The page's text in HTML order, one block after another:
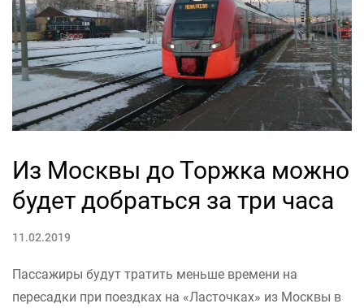
Из Москвы до Торжка можно
будет добраться за три часа
11.02.2019
Пассажиры будут тратить меньше времени на
пересадки при поездках на «Ласточках» из Москвы в